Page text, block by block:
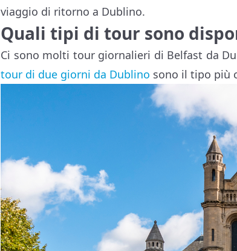
viaggio di ritorno a Dublino.
Quali tipi di tour sono
Ci sono molti tour giornalieri di Belfast da
tour di due giorni da Dublino sono il tipo più